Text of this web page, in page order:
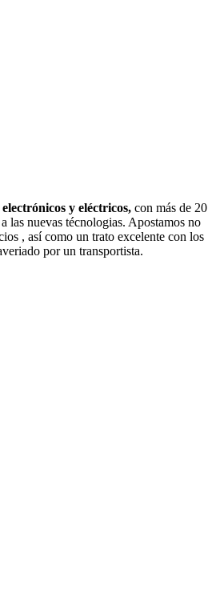
y eléctricos, con más de 20
las nuevas técnologias. Apostamos no
, así como un trato excelente con los
por un transportista.